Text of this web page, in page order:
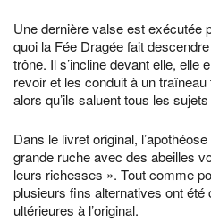
Une dernière valse est exécutée
quoi la Fée Dragée fait
trône. Il s’incline devant elle, elle
revoir et les conduit à un
alors qu’ils saluent tous les
Dans le livret original,
grande ruche avec des abeilles
leurs richesses ». Tout comme
plusieurs fins alternatives ont
ultérieures à l’original.